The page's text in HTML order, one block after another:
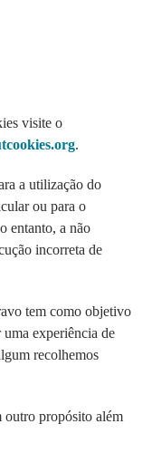
visite o
.
a utilização do
ou para o
entanto, a não
incorreta de
tem como objetivo
experiência de
recolhemos
outro propósito além